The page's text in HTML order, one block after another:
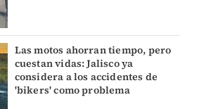
Las motos ahorran tiempo, pero
cuestan vidas: Jalisco ya
considera a los accidentes de
'bikers' como problema